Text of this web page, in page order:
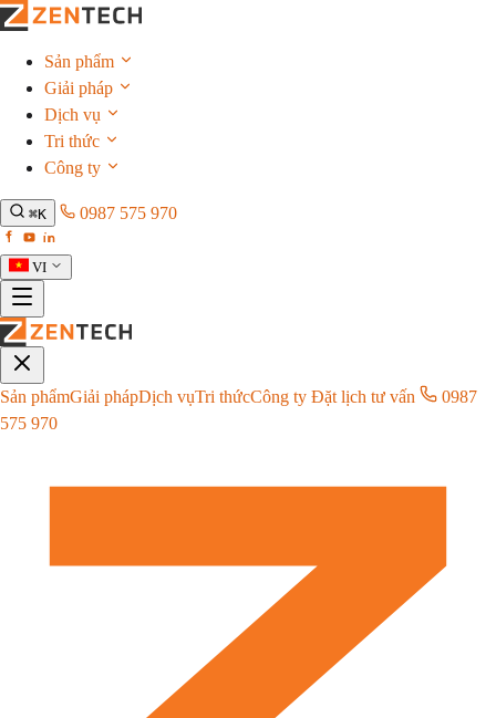
Sản phẩm
Giải pháp
Dịch vụ
Tri thức
Công ty
⌘K 0987 575 970
VI
Sản phẩmGiải phápDịch vụTri thứcCông ty Đặt lịch tư vấn
0987
575 970